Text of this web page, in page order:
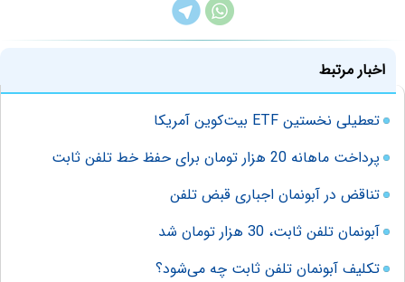
اخبار مرتبط
تعطیلی نخستین ETF بیت‌کوین آمریکا
پرداخت ماهانه 20 هزار تومان برای حفظ خط تلفن ثابت
تناقض در آبونمان اجباری قبض تلفن
آبونمان تلفن ثابت، 30 هزار تومان شد
تکلیف آبونمان تلفن ثابت چه می‌شود؟